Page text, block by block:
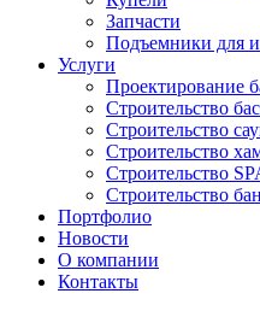
Запчасти
Подъемники для
Услуги
Проектирование
Строительство
Строительство
Строительство
Строительство
Строительство
Портфолио
Новости
O компании
Контакты